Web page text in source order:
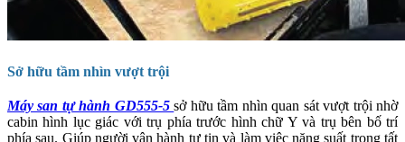
Sở hữu tầm nhìn vượt trội
Máy san tự hành GD555-5sở hữu tầm nhìn quan sát vượt trội nhờ
cabin hình lục giác với trụ phía trước hình chữ Y và trụ bên bố trí
phía sau. Giúp người vận hành tự tin và làm việc năng suất trong tất